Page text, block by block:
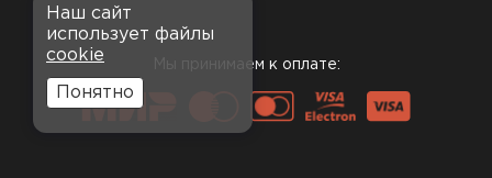
Мы принимаем к оплате:
Наш сайт
использует файлы
cookie
Понятно